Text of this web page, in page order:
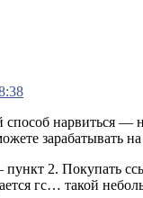
способ нарвиться —
зарабатывать
2. Покупать
гс… такой